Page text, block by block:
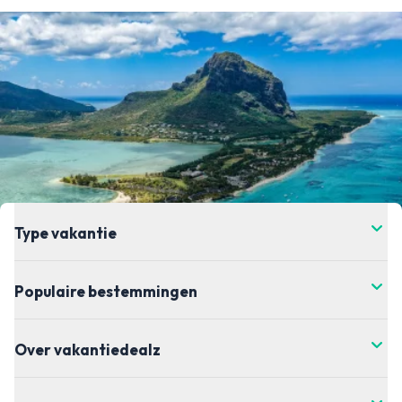
Type vakantie
Populaire bestemmingen
Over vakantiedealz